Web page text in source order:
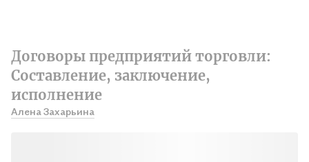
Договоры предприятий торговли:
Составление, заключение,
исполнение
Алена Захарьина